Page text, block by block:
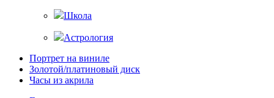
Школа
Астрология
Портрет на виниле
Золотой/платиновый диск
Часы из акрила